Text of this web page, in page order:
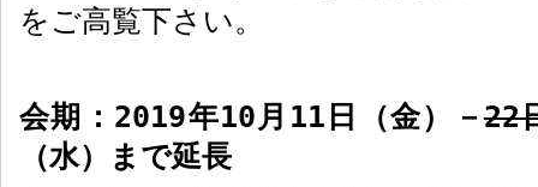
をご高覧下さい。
会期： 2019年10月 11 日（金）－22
（水）まで延長